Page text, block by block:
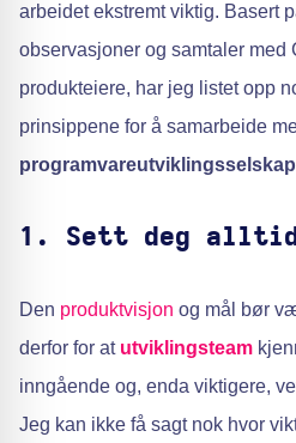
arbeidet ekstremt viktig. Basert
observasjoner og samtaler med
produkteiere, har jeg listet opp
prinsippene for å samarbeide
programvareutviklingsselskap
1. Sett deg alltid
Den produktvisjon og mål bør
derfor for at utviklingsteam
inngående og, enda viktigere,
Jeg kan ikke få sagt nok hvor